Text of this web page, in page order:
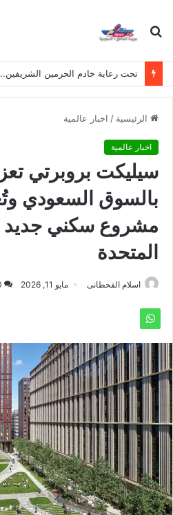
بحث
الرئيسية / اخبار عالمية
اخبار عالمية
سيليكت بروبرتي
بالسوق السعودي
مشروع سكني جديد
المتحدة
اسلام القحطانى مايو 11, 2026